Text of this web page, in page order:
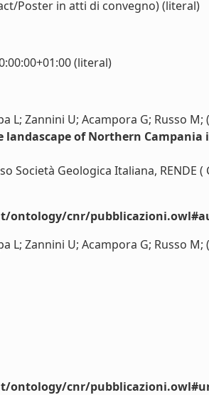
Poster in atti di convegno) (literal)
(literal)
L; Zannini U; Acampora G; Russo M;
landascape of Northern
Società Geologica Italiana, RENDE (
ontology/cnr/
L; Zannini U; Acampora G; Russo M;
ontology/cnr/